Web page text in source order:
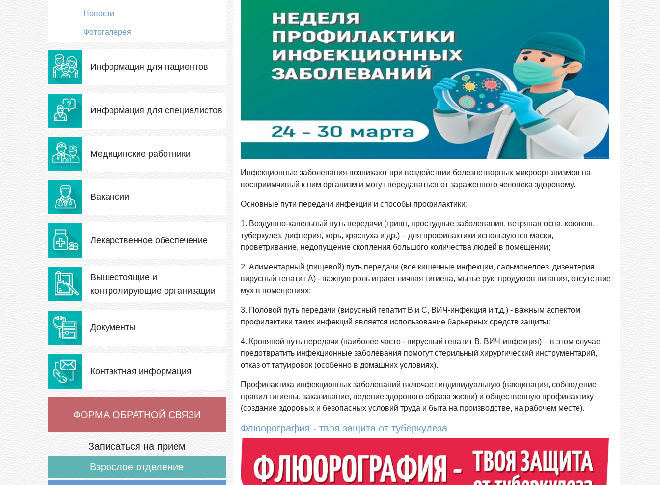
Новости
Фотогалерея
Информация для пациентов
Информация для специалистов
Медицинские работники
Вакансии
Лекарственное обеспечение
Вышестоящие и
контролирующие организации
Документы
Контактная информация
ФОРМА ОБРАТНОЙ СВЯЗИ
Записаться на прием
Взрослое отделение
Инфекционные заболевания возникают при воздействии болезнетворных микроорганизмов на
восприимчивый к ним организм и могут передаваться от зараженного человека здоровому.
Основные пути передачи инфекции и способы профилактики:
1. Воздушно-капельный путь передачи (грипп, простудные заболевания, ветряная оспа, коклюш,
туберкулез, дифтерия, корь, краснуха и др.) – для профилактики используются маски,
проветривание, недопущение скопления большого количества людей в помещении;
2. Алиментарный (пищевой) путь передачи (все кишечные инфекции, сальмонеллез, дизентерия,
вирусный гепатит А) - важную роль играет личная гигиена, мытье рук, продуктов питания, отсутствие
мух в помещениях;
3. Половой путь передачи (вирусный гепатит В и С, ВИЧ-инфекция и т.д.) - важным аспектом
профилактики таких инфекций является использование барьерных средств защиты;
4. Кровяной путь передачи (наиболее часто - вирусный гепатит В, ВИЧ-инфекция) – в этом случае
предотвратить инфекционные заболевания помогут стерильный хирургический инструментарий,
отказ от татуировок (особенно в домашних условиях).
Профилактика инфекционных заболеваний включает индивидуальную (вакцинация, соблюдение
правил гигиены, закаливание, ведение здорового образа жизни) и общественную профилактику
(создание здоровых и безопасных условий труда и быта на производстве, на рабочем месте).
Флюорография - твоя защита от туберкулеза